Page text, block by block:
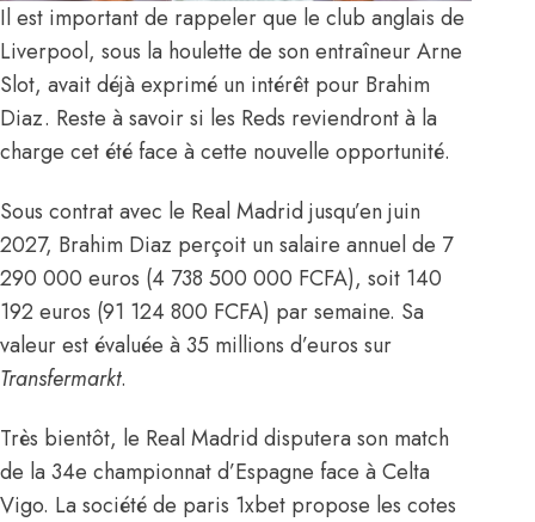
Il est important de rappeler que le club anglais de
Liverpool, sous la houlette de son entraîneur Arne
Slot, avait déjà exprimé un intérêt pour Brahim
Diaz. Reste à savoir si les Reds reviendront à la
charge cet été face à cette nouvelle opportunité.
Sous contrat avec le Real Madrid jusqu’en juin
2027, Brahim Diaz perçoit un salaire annuel de 7
290 000 euros (4 738 500 000 FCFA), soit 140
192 euros (91 124 800 FCFA) par semaine. Sa
valeur est évaluée à 35 millions d’euros sur
Transfermarkt.
Très bientôt, le Real Madrid disputera son match
de la 34e championnat d’Espagne face à Celta
Vigo. La société de paris 1xbet propose les cotes